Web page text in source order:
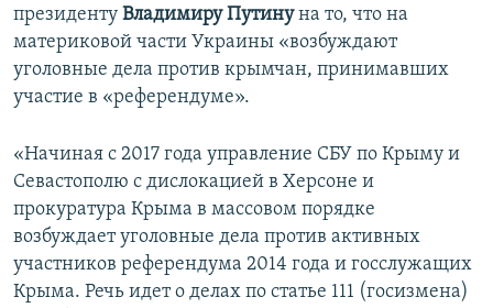
президенту Владимиру Путинуна то, что на
материковой части Украины «возбуждают
уголовные дела против крымчан, принимавших
участие в «референдуме».
«Начиная с 2017 года управление СБУ по Крыму и
Севастополю с дислокацией в Херсоне и
прокуратура Крыма в массовом порядке
возбуждает уголовные дела против активных
участников референдума 2014 года и госслужащих
Крыма. Речь идет о делах по статье 111 (госизмена)